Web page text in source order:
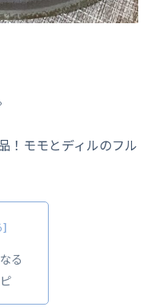
！モモとディルのフル
る